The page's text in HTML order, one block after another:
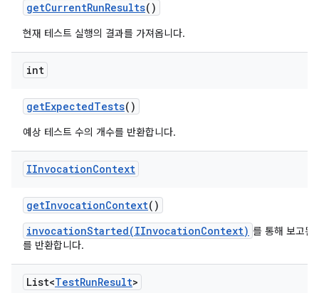
getCurrentRunResults()
현재 테스트 실행의 결과를 가져옵니다.
int
getExpectedTests()
예상 테스트 수의 개수를 반환합니다.
IInvocationContext
getInvocationContext()
invocationStarted(IInvocationContext) 를 통해 보고된
를 반환합니다.
List<TestRunResult>